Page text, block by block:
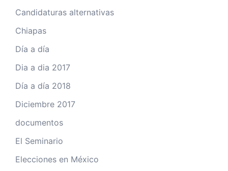
Candidaturas alternativas
Chiapas
Día a día
Dia a dia 2017
Día a día 2018
Diciembre 2017
documentos
El Seminario
Elecciones en México